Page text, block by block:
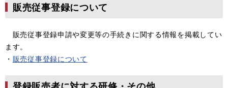
販売従事登録について
販売従事登録申請や変更等の手続きに関する情報を掲載してい
ます。
・ 販売従事登録について